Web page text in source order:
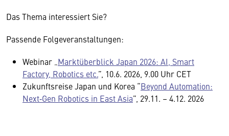
Das Thema interessiert Sie?
Passende Folgeveranstaltungen:
Webinar „ Marktüberblick Japan 2026: AI, Smart
Factory, Robotics etc.”, 10.6. 2026, 9.00 Uhr CET
Zukunftsreise Japan und Korea “Beyond Automation:
Next‑Gen Robotics in East Asia”, 29.11. – 4.12. 2026